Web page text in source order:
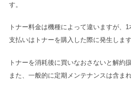
す。
トナー料金は機種によって違いますが、1
支払いはトナーを購入した際に発生します
トナーを消耗後に買いなおさないと解約
また、一般的に定期メンテナンスは含ま